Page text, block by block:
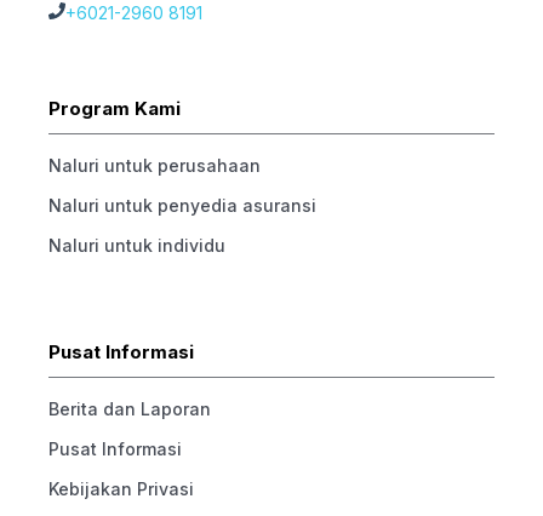
+6021-2960 8191
Program Kami
Naluri untuk perusahaan
Naluri untuk penyedia asuransi
Naluri untuk individu
Pusat Informasi
Berita dan Laporan
Pusat Informasi
Kebijakan Privasi